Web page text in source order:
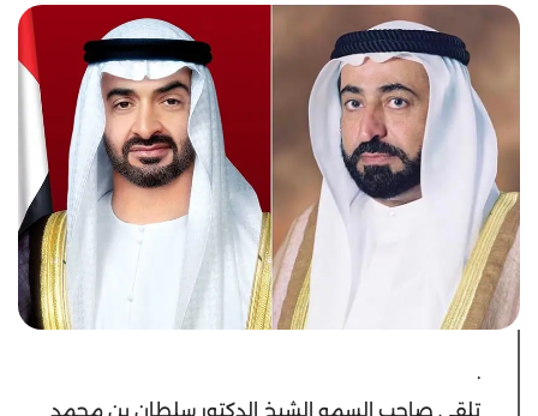
.
تلقى صاحب السمو الشيخ الدكتور سلطان بن محمد